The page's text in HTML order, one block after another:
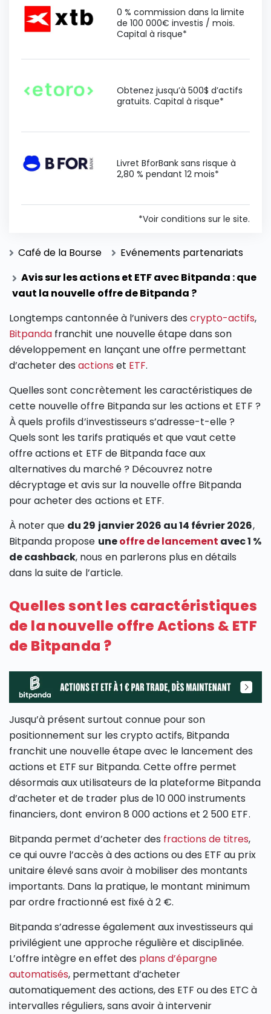
0 % commission dans la limite
de 100 000€ investis / mois.
Capital à risque*
Obtenez jusqu’à 500$ d’actifs
gratuits. Capital à risque*
Livret BforBank sans risque à
2,80 % pendant 12 mois*
*Voir conditions sur le site.
Café de la Bourse
Evénements partenariats
Avis sur les actions et ETF avec Bitpanda : que
vaut la nouvelle offre de Bitpanda ?
Longtemps cantonnée à l’univers descrypto-actifs,
Bitpanda franchit une nouvelle étape dans son
développement en lançant une offre permettant
d’acheter desactions et ETF.
Quelles sont concrètement les caractéristiques de
cette nouvelle offre Bitpanda sur les actions et ETF ?
À quels profils d’investisseurs s’adresse-t-elle ?
Quels sont les tarifs pratiqués et que vaut cette
offre actions et ETF de Bitpanda face aux
alternatives du marché ? Découvrez notre
décryptage et avis sur la nouvelle offre Bitpanda
pour acheter des actions et ETF.
À noter que du 29 janvier 2026 au 14 février 2026,
Bitpanda propose uneoffre de lancement avec 1 %
de cashback, nous en parlerons plus en détails
dans la suite de l’article.
Quelles sont les caractéristiques
de la nouvelle offre Actions & ETF
de Bitpanda ?
Jusqu’à présent surtout connue pour son
positionnement sur les crypto actifs, Bitpanda
franchit une nouvelle étape avec le lancement des
actions et ETF sur Bitpanda. Cette offre permet
désormais aux utilisateurs de la plateforme Bitpanda
d’acheter et de trader plus de 10 000 instruments
financiers, dont environ 8 000 actions et 2 500 ETF.
Bitpanda permet d’acheter des fractions de titres,
ce qui ouvre l’accès à des actions ou des ETF au prix
unitaire élevé sans avoir à mobiliser des montants
importants. Dans la pratique, le montant minimum
par ordre fractionné est fixé à 2 €.
Bitpanda s’adresse également aux investisseurs qui
privilégient une approche régulière et disciplinée.
L’offre intègre en effet des plans d’épargne
automatisés, permettant d’acheter
automatiquement des actions, des ETF ou des ETC à
intervalles réguliers, sans avoir à intervenir